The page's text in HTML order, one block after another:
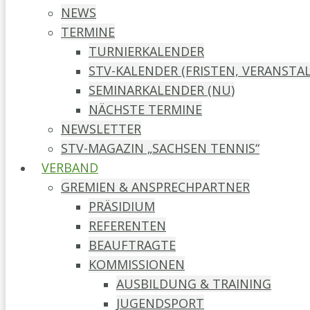
NEWS
TERMINE
TURNIERKALENDER
STV-KALENDER (FRISTEN,
SEMINARKALENDER (NU)
NÄCHSTE TERMINE
NEWSLETTER
STV-MAGAZIN „SACHSEN TENNIS“
VERBAND
GREMIEN & ANSPRECHPARTNER
PRÄSIDIUM
REFERENTEN
BEAUFTRAGTE
KOMMISSIONEN
AUSBILDUNG & TRAINING
JUGENDSPORT